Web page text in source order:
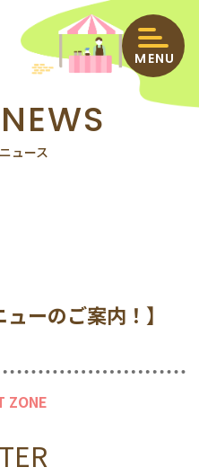
ション
MENU
ュース
ーのご案内！】
ZONE